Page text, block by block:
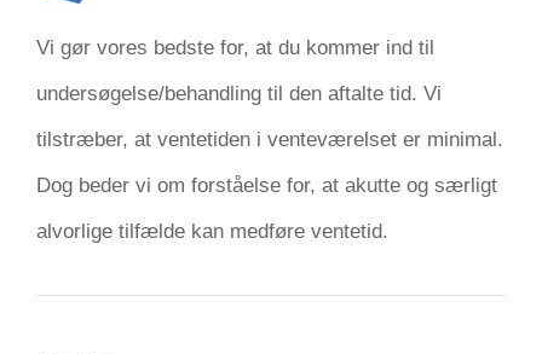
Vi gør vores bedste for, at du kommer ind til
undersøgelse/behandling til den aftalte tid. Vi
tilstræber, at ventetiden i venteværelset er minimal.
Dog beder vi om forståelse for, at akutte og særligt
alvorlige tilfælde kan medføre ventetid.